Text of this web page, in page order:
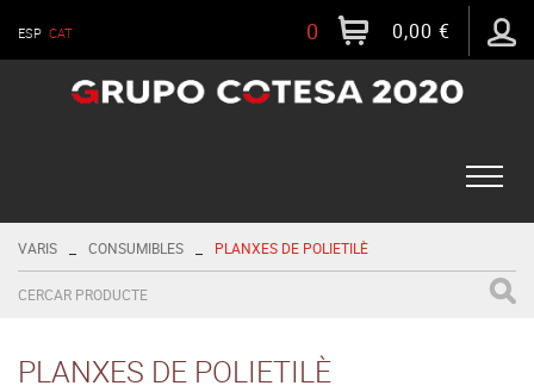
ESP CAT 0,00 €
0
Toggle
VARIS CONSUMIBLES PLANXES DE POLIETILÈ
PLANXES DE POLIETILÈ